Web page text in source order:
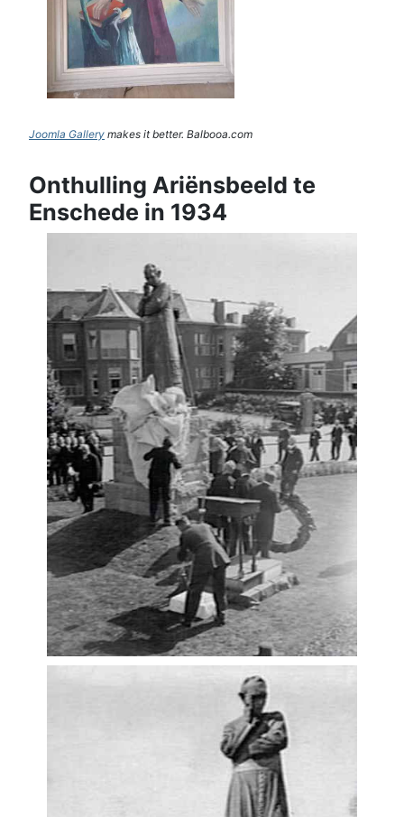
Joomla Gallery makes it better. Balbooa.com
Onthulling Ariënsbeeld te
Enschede in 1934